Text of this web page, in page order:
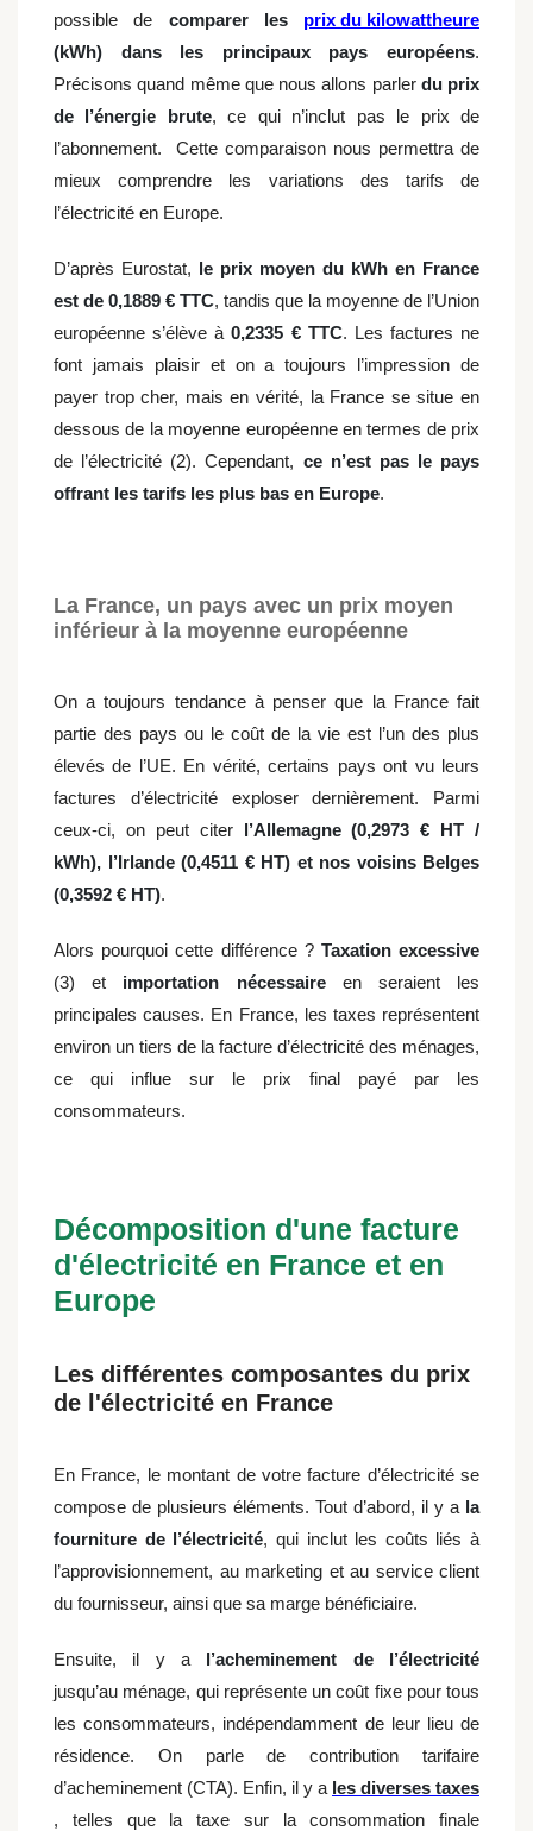
possible de comparer les prix du kilowattheure
(kWh) dans les principaux pays européens.
Précisons quand même que nous allons parler du prix
de l’énergie brute, ce qui n’inclut pas le prix de
l’abonnement. Cette comparaison nous permettra de
mieux comprendre les variations des tarifs de
l’électricité en Europe.
D’après Eurostat, le prix moyen du kWh en France
est de 0,1889 € TTC, tandis que la moyenne de l’Union
européenne s’élève à0,2335 € TTC. Les factures ne
font jamais plaisir et on a toujours l’impression de
payer trop cher, mais en vérité, la France se situe en
dessous de la moyenne européenne en termes de prix
de l’électricité (2). Cependant, ce n’est pas le pays
offrant les tarifs les plus bas en Europe.
La France, un pays avec un prix moyen
inférieur à la moyenne européenne
On a toujours tendance à penser que la France fait
partie des pays ou le coût de la vie est l’un des plus
élevés de l’UE. En vérité, certains pays ont vu leurs
factures d’électricité exploser dernièrement. Parmi
ceux-ci, on peut citer l’Allemagne (0,2973 € HT /
kWh), l’Irlande (0,4511 € HT) et nos voisins Belges
(0,3592 € HT).
Alors pourquoi cette différence ? Taxation excessive
(3) et importation nécessaireen seraient les
principales causes. En France, les taxes représentent
environ un tiers de la facture d’électricité des ménages,
ce qui influe sur le prix final payé par les
consommateurs.
Décomposition d'une facture
d'électricité en France et en
Europe
Les différentes composantes du prix
de l'électricité en France
En France, le montant de votre facture d’électricité se
compose de plusieurs éléments. Tout d’abord, il y a la
fourniture de l’électricité, qui inclut les coûts liés à
l’approvisionnement, au marketing et au service client
du fournisseur, ainsi que sa marge bénéficiaire.
Ensuite, il y a l’acheminement de l’électricité
jusqu’au ménage, qui représente un coût fixe pour tous
les consommateurs, indépendamment de leur lieu de
résidence. On parle de contribution tarifaire
d’acheminement (CTA). Enfin, il y a les diverses taxes
, telles que la taxe sur la consommation finale